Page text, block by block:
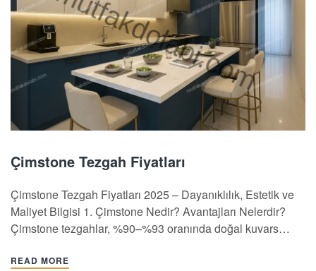
Çimstone Tezgah Fiyatları
Çimstone Tezgah Fiyatları 2025 – Dayanıklılık, Estetik ve
Maliyet Bilgisi 1. Çimstone Nedir? Avantajları Nelerdir?
Çimstone tezgahlar, %90–%93 oranında doğal kuvars
oluşan, yüksek basınç ve sıcaklıkta şekillendirilmiş kuvars
READ MORE